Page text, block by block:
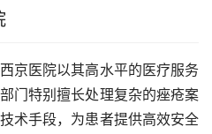
京医院以其高水平的医疗服务
门特别擅长处理复杂的痤疮案
术手段，为患者提供高效安全